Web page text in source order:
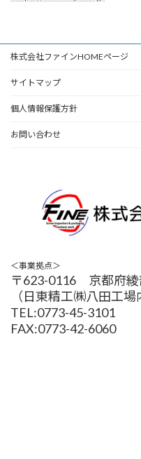
株式会社ファインHOMEページ
サイトマップ
個人情報保護方針
お問い合わせ
＜事業拠点＞
〒623-0116 京都府綾
（日東精工㈱八田工場
TEL:0773-45-3101
FAX:0773-42-6060